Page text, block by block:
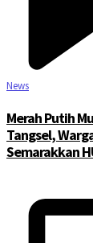
News
Merah Putih
Tangsel,
Semarakkan